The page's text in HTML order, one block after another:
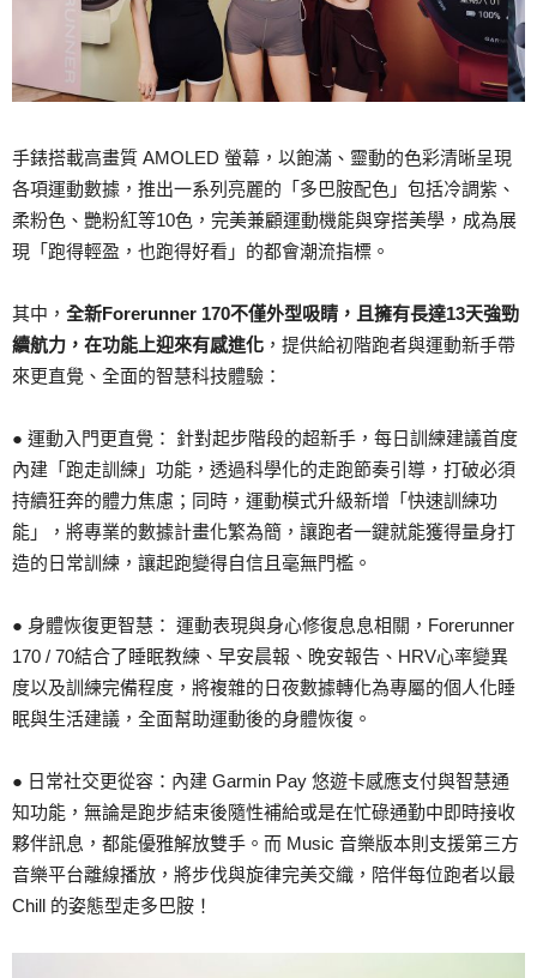
手錶搭載高畫質 AMOLED 螢幕，以飽滿、靈動的色彩清晰呈現
各項運動數據，推出一系列亮麗的「多巴胺配色」包括冷調紫、
柔粉色、艷粉紅等10色，完美兼顧運動機能與穿搭美學，成為展
現「跑得輕盈，也跑得好看」的都會潮流指標。
其中， 全新Forerunner 170不僅外型吸睛，且擁有長達13天強勁
續航力，在功能上迎來有感進化 ，提供給初階跑者與運動新手帶
來更直覺、全面的智慧科技體驗：
● 運動入門更直覺： 針對起步階段的超新手，每日訓練建議首度
內建「跑走訓練」功能，透過科學化的走跑節奏引導，打破必須
持續狂奔的體力焦慮；同時，運動模式升級新增「快速訓練功
能」，將專業的數據計畫化繁為簡，讓跑者一鍵就能獲得量身打
造的日常訓練，讓起跑變得自信且毫無門檻。
● 身體恢復更智慧： 運動表現與身心修復息息相關，Forerunner
170 / 70結合了睡眠教練、早安晨報、晚安報告、HRV心率變異
度以及訓練完備程度，將複雜的日夜數據轉化為專屬的個人化睡
眠與生活建議，全面幫助運動後的身體恢復。
● 日常社交更從容：內建 Garmin Pay 悠遊卡感應支付與智慧通
知功能，無論是跑步結束後隨性補給或是在忙碌通勤中即時接收
夥伴訊息，都能優雅解放雙手。而 Music 音樂版本則支援第三方
音樂平台離線播放，將步伐與旋律完美交織，陪伴每位跑者以最
Chill 的姿態型走多巴胺！